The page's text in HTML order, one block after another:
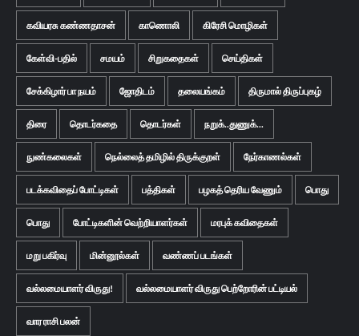
கவியரசு கண்ணதாசன் காணொலி கிரேசி மொழிகள்
கேள்வி-பதில் சமயம் சிறுகதைகள் செய்திகள்
சேக்கிழார் பா நயம் ஜோதிடம் தலையங்கம் திருமால் திருப்புகழ்
திரை தொடர்கதை தொடர்கள் நறுக்..துணுக்...
நுண்கலைகள் நெல்லைத் தமிழில் திருக்குறள் நேர்காணல்கள்
படக்கவிதைப் போட்டிகள் பத்திகள் பழகத் தெரிய வேணும் பொது
பொது போட்டிகளின் வெற்றியாளர்கள் மரபுக் கவிதைகள்
மறு பகிர்வு மின்னூல்கள் வண்ணப் படங்கள்
வல்லமையாளர் விருது! வல்லமையாளர் விருது பெற்றோரின் பட்டியல்
வார ராசி பலன்